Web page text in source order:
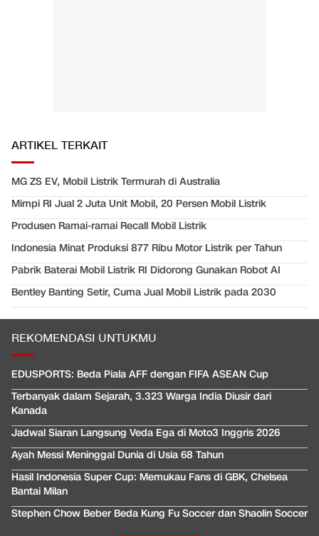
ARTIKEL TERKAIT
MG ZS EV, Mobil Listrik Termurah di Australia
Mimpi RI Jual 2 Juta Unit Mobil, 20 Persen Mobil Listrik
Produsen Ramai-ramai Recall Mobil Listrik
Indonesia Minat Produksi 877 Ribu Motor Listrik per Tahun
Pabrik Baterai Mobil Listrik RI Didorong Gunakan Robot AI
Bentley Banting Setir, Cuma Jual Mobil Listrik pada 2030
REKOMENDASI UNTUKMU
EDUSPORTS: Beda Piala AFF dengan FIFA ASEAN Cup
Terbanyak dalam Sejarah, 3.323 Warga India Diusir dari
Kanada
Jadwal Siaran Langsung Veda Ega di Moto3 Inggris 2026
Ayah Messi Meninggal Dunia di Usia 68 Tahun
Hasil Indonesia Super Cup: Memukau Fans di GBK, Chelsea
Bantai Milan
Stephen Chow Beber Beda Kung Fu Soccer dan Shaolin Soccer